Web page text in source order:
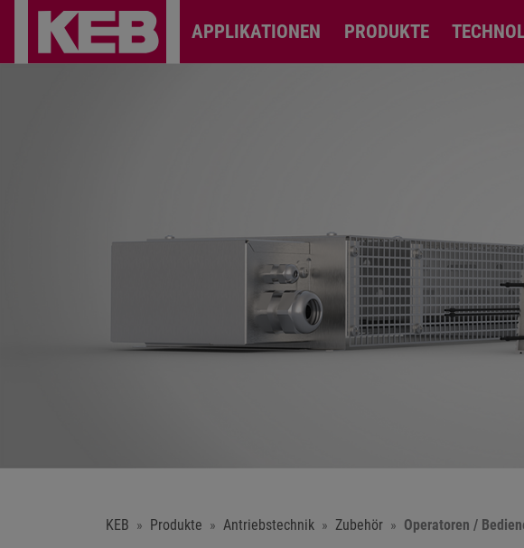
APPLIKATIONEN PRODUKTE
KEB Produkte Antriebstechnik Zubehör Operatoren /